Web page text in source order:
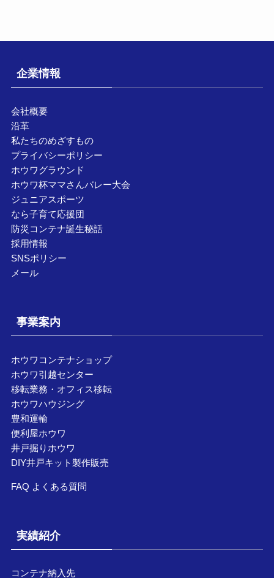
企業情報
会社概要
沿革
私たちのめざすもの
プライバシーポリシー
ホウワグラウンド
ホウワ杯ママさんバレー大会
ジュニアスポーツ
なら子育て応援団
防災コンテナ誕生秘話
採用情報
SNSポリシー
メール
事業案内
ホウワコンテナショップ
ホウワ引越センター
移転業務・オフィス移転
ホウワハウジング
豊和運輸
便利屋ホウワ
井戸掘りホウワ
DIY井戸キット製作販売
FAQ よくある質問
実績紹介
コンテナ納入先